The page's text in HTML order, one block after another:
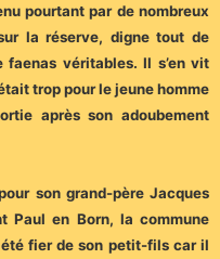
pourtant par de nombreux
la réserve, digne tout de
véritables. Il s’en vit
trop pour le jeune homme
après son adoubement
son grand-père Jacques
Paul en Born, la commune
fier de son petit-fils car il